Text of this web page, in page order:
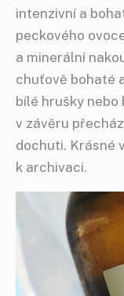
intenzivní a
peckového
a minerální
chuťově bohaté
bílé hrušky nebo
v závěru
dochuti. Krásné
k archivaci.